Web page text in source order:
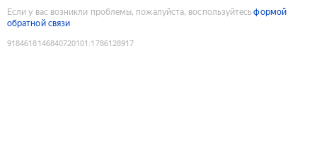
Если у вас возникли проблемы, пожалуйста, воспользуйтесьформой
обратной связи
9184618146840720101 :1786128917